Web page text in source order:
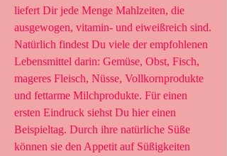
liefert Dir jede Menge Mahlzeiten, die
ausgewogen, vitamin- und eiweißreich sind.
Natürlich findest Du viele der empfohlenen
Lebensmittel darin: Gemüse, Obst, Fisch,
mageres Fleisch, Nüsse, Vollkornprodukte
und fettarme Milchprodukte. Für einen
ersten Eindruck siehst Du hier einen
Beispieltag. Durch ihre natürliche Süße
können sie den Appetit auf Süßigkeiten